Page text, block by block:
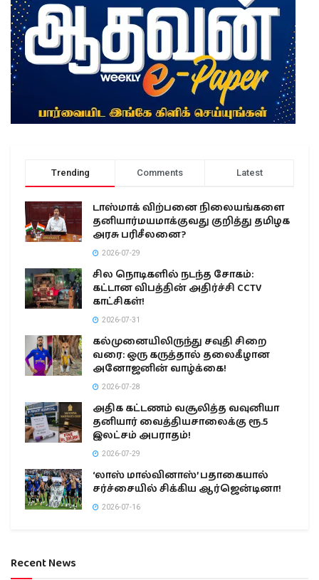
Trending Comments Latest
டாஸ்மாக் விற்பனை நிலையங்களை
தனியார்மயமாக்குவது குறித்து தமிழக
அரசு பரிசீலனை?
2026-07-29
சில நொடிகளில் நடந்த சோகம்:
கட்டான விபத்தின் அதிர்ச்சி CCTV
காட்சிகள்!
2026-07-31
கல்முனையிலிருந்து சவுதி சிறை
வரை: ஒரு கருத்தால் தலைகீழான
அனோஜனின் வாழ்க்கை!
2026-07-28
அதிக கட்டணம் வசூலித்த வவுனியா
தனியார் வைத்தியசாலைக்கு ரூ.5
இலட்சம் அபராதம்!
2026-07-29
‘லாஸ் மால்வினாஸ்’ பதாகையால்
சர்ச்சையில் சிக்கிய ஆர்ஜென்டினா!
2026-07-16
Recent News